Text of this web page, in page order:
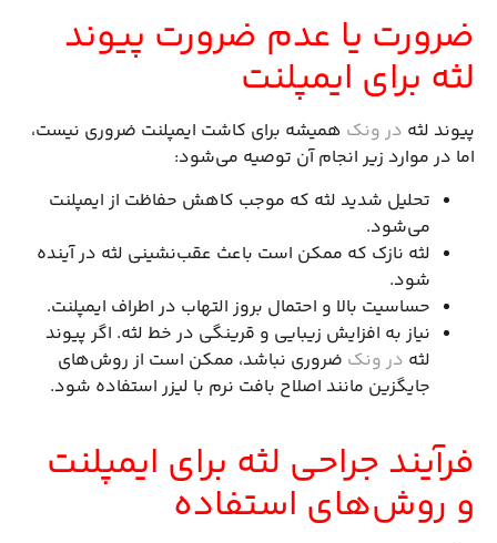
ضرورت یا عدم ضرورت پیوند
لثه برای ایمپلنت
پیوند لثه در ونک همیشه برای کاشت ایمپلنت ضروری نیست،
اما در موارد زیر انجام آن توصیه می‌شود:
تحلیل شدید لثه که موجب کاهش حفاظت از ایمپلنت
می‌شود.
لثه نازک که ممکن است باعث عقب‌نشینی لثه در آینده
شود.
حساسیت بالا و احتمال بروز التهاب در اطراف ایمپلنت.
نیاز به افزایش زیبایی و قرینگی در خط لثه. اگر پیوند
لثه در ونک ضروری نباشد، ممکن است از روش‌های
جایگزین مانند اصلاح بافت نرم با لیزر استفاده شود.
فرآیند جراحی لثه برای ایمپلنت
و روش‌های استفاده